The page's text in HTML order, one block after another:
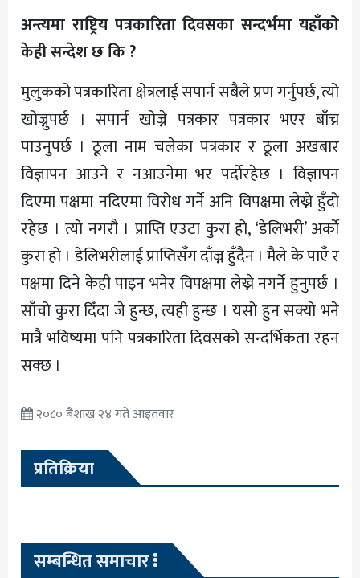
अन्त्यमा राष्ट्रिय पत्रकारिता दिवसका सन्दर्भमा यहाँको
केही सन्देश छ कि ?
मुलुकको पत्रकारिता क्षेत्रलाई सपार्न सबैले प्रण गर्नुपर्छ, त्यो
खोज्नुपर्छ । सपार्न खोज्ने पत्रकार पत्रकार भएर बाँच्न
पाउनुपर्छ । ठूला नाम चलेका पत्रकार र ठूला अखबार
विज्ञापन आउने र नआउनेमा भर पर्दाेरहेछ । विज्ञापन
दिएमा पक्षमा नदिएमा विरोध गर्ने अनि विपक्षमा लेख्ने हुँदो
रहेछ । त्यो नगरौ । प्राप्ति एउटा कुरा हो, ‘डेलिभरी’ अर्काे
कुरा हो । डेलिभरीलाई प्राप्तिसँग दाँज्न हुँदैन । मैले के पाएँ र
पक्षमा दिने केही पाइन भनेर विपक्षमा लेख्ने नगर्ने हुनुपर्छ ।
साँचो कुरा दिँदा जे हुन्छ, त्यही हुन्छ । यसो हुन सक्यो भने
मात्रै भविष्यमा पनि पत्रकारिता दिवसको सन्दर्भिकता रहन
सक्छ ।
२०८० बैशाख २४ गते आइतवार
प्रतिक्रिया
सम्बन्धित समाचार